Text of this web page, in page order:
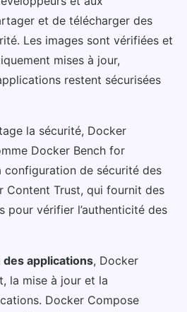
et de télécharger des
Les images sont vérifiées et
mises à jour,
restent sécurisées
la sécurité, Docker
Docker Bench for
configuration de sécurité des
Content Trust, qui fournit des
pour vérifier l’authenticité des
applications, Docker
la mise à jour et la
Docker Compose